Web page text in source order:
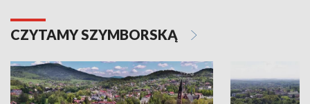
CZYTAMY SZYMBORSKĄ